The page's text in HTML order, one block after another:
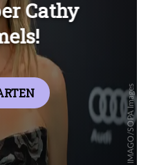
Überspringen